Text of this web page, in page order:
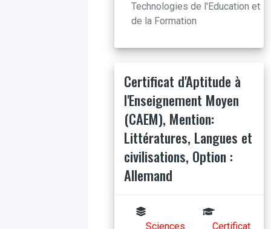
Technologies de l'Education et
de la Formation
Certificat d'Aptitude à
l'Enseignement Moyen
(CAEM), Mention:
Littératures, Langues et
civilisations, Option :
Allemand
Sciences
Certificat